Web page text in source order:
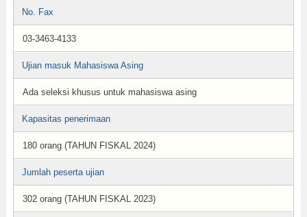
No. Fax
03-3463-4133
Ujian masuk Mahasiswa Asing
Ada seleksi khusus untuk mahasiswa asing
Kapasitas penerimaan
180 orang (TAHUN FISKAL 2024)
Jumlah peserta ujian
302 orang (TAHUN FISKAL 2023)